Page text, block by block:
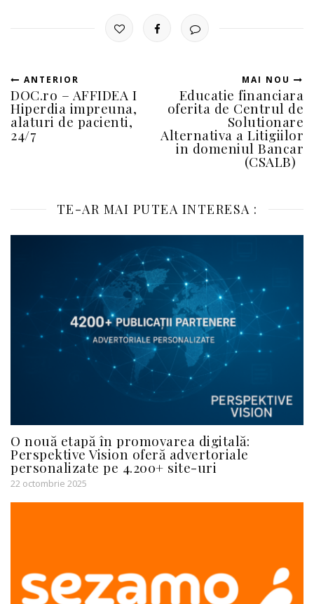
ANTERIOR
DOC.ro – AFFIDEA I
Hiperdia impreuna,
alaturi de pacienti,
24/7
MAI NOU
Educatie financiara
oferita de Centrul de
Solutionare
Alternativa a Litigiilor
in domeniul Bancar
(CSALB)
TE-AR MAI PUTEA INTERESA :
O nouă etapă în promovarea digitală:
Perspektive Vision oferă advertoriale
personalizate pe 4.200+ site-uri
22 octombrie 2025